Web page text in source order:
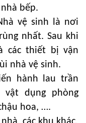
bếp.
vệ sinh là nơi
nhất. Sau khi
các thiết bị vận
nhà vệ sinh.
hành lau trần
dụng phòng
hoa, ….